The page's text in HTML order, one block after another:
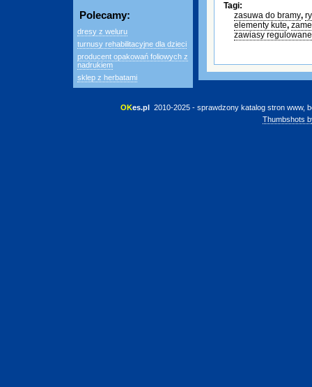
Polecamy:
dresy z weluru
turnusy rehabilitacyjne dla dzieci
producent opakowań foliowych z
nadrukiem
sklep z herbatami
Tagi:
zasuwa do bramy,
elementy kute,
zawiasy regulowane
OKes.pl 2010-2025 - sprawdzony katalog stron www,
Thumbshots